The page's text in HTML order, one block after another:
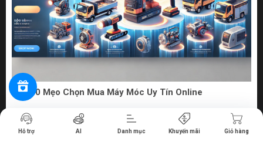
Top 10 Mẹo Chọn Mua Máy Móc Uy Tín Online
Bước vào thế giới số hóa ngày nay, việc mua sắm máy móc
từ các cửa hàng bán máy móc online uy tín không chỉ đem lại
Tiến hành thanh toán
Hỗ trợ AI Danh mục Khuyến mãi Giỏ hàng